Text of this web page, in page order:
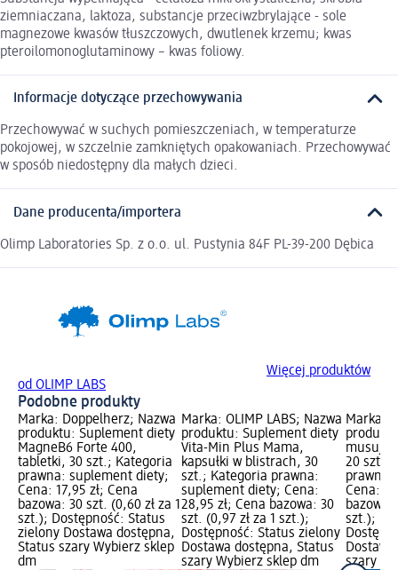
ziemniaczana, laktoza, substancje przeciwzbrylające - sole
magnezowe kwasów tłuszczowych, dwutlenek krzemu; kwas
pteroilomonoglutaminowy – kwas foliowy.
Informacje dotyczące przechowywania
Przechowywać w suchych pomieszczeniach, w temperaturze
pokojowej, w szczelnie zamkniętych opakowaniach. Przechowywać
w sposób niedostępny dla małych dzieci.
Dane producenta/importera
Olimp Laboratories Sp. z o.o. ul. Pustynia 84F PL-39-200 Dębica
Więcej produktów
od OLIMP LABS
Podobne produkty
Marka: Doppelherz; Nazwa
produktu: Suplement diety
MagneB6 Forte 400,
tabletki, 30 szt.; Kategoria
prawna: suplement diety;
Cena: 17,95 zł; Cena
bazowa: 30 szt. (0,60 zł za 1
szt.); Dostępność: Status
zielony Dostawa dostępna,
Status szary Wybierz sklep
dm
Marka: OLIMP LABS; Nazwa
produktu: Suplement diety
Vita-Min Plus Mama,
kapsułki w blistrach, 30
szt.; Kategoria prawna:
suplement diety; Cena:
28,95 zł; Cena bazowa: 30
szt. (0,97 zł za 1 szt.);
Dostępność: Status zielony
Dostawa dostępna, Status
szary Wybierz sklep dm
Marka:
20 szt,
prawna:
Cena:
bazowa:
szt.);
szary